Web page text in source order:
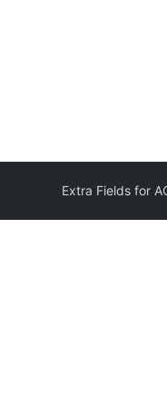
Extra Fields for